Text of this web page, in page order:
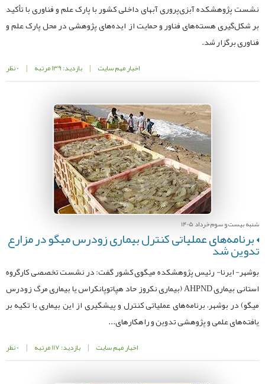
نشست پژوهشکده آبزی‌پروری آبهای داخلی کشور با پارک علم و فناوری با تأکید
بر شکل‌گیری هسته‌های فناور و حمایت از ایده‌های پژوهشی در محل پارک علم و
فناوری برگزار شد.
اخبار مهم سایت | بازدید: 139 مرتبه | 0 نظر
شنبه بیست و سوم خرداد 1405
برنامه‌های عملیاتی کنترل بیماری زودرس میگو در مزارع
تدوین شد
بوشهر- ایرنا- رئیس پژوهشکده میگوی کشور گفت: در نشست تخصصی کارگروه
استانی بیماری AHPND (بیماری نکروز حاد هپاتوپانکراس یا بیماری مرگ زودرس
میگو) در بوشهر، برنامه‌های عملیاتی کنترل و پیشگیری از این بیماری با تکیه بر
یافته‌های علمی و پژوهشی تدوین و راهکارهای...
اخبار مهم سایت | بازدید: 117 مرتبه | 0 نظر